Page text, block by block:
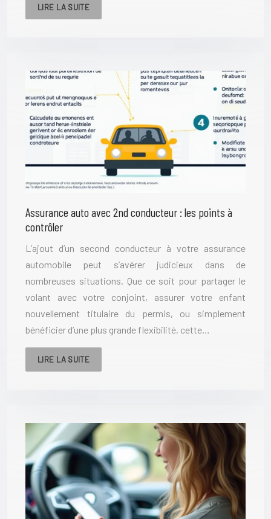
LIRE LA SUITE
Assurance auto avec 2nd conducteur : les points à
contrôler
L’ajout d’un second conducteur à votre assurance
automobile peut s’avérer judicieux dans de
nombreuses situations. Que ce soit pour partager le
volant avec votre conjoint, assurer votre enfant
nouvellement titulaire du permis, ou simplement
bénéficier d’une plus grande flexibilité, cette…
LIRE LA SUITE